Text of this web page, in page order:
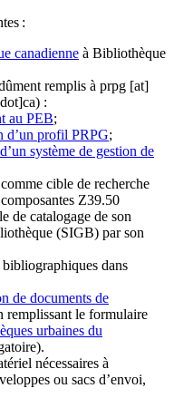
:
canadienne à Bibliothèque
remplis à prpg [at]
:
au PEB;
d’un profil PRPG;
système de gestion de
cible de recherche
Z39.50
de catalogage de son
(SIGB) par son
dans
de documents de
remplissant le formulaire
urbaines du
nécessaires à
ou sacs d’envoi,